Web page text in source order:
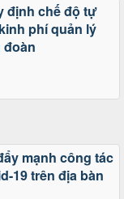
định chế độ tự
phí quản lý
mạnh công tác
19 trên địa bàn